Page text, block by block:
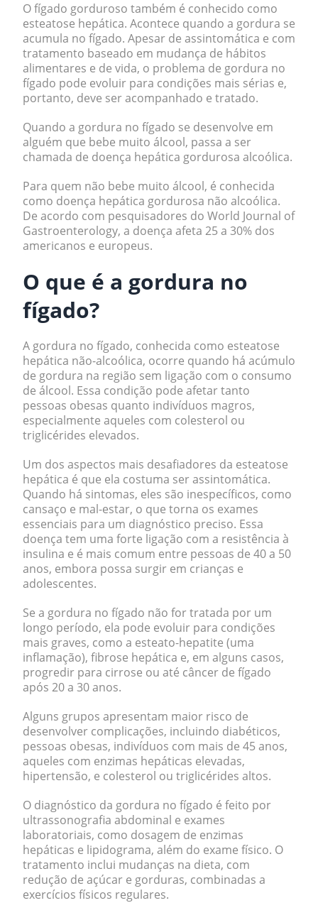
O fígado gorduroso também é conhecido como
esteatose hepática. Acontece quando a gordura se
acumula no fígado. Apesar de assintomática e com
tratamento baseado em mudança de hábitos
alimentares e de vida, o problema de gordura no
fígado pode evoluir para condições mais sérias e,
portanto, deve ser acompanhado e tratado.
Quando a gordura no fígado se desenvolve em
alguém que bebe muito álcool, passa a ser
chamada de doença hepática gordurosa alcoólica.
Para quem não bebe muito álcool, é conhecida
como doença hepática gordurosa não alcoólica.
De acordo com pesquisadores do World Journal of
Gastroenterology, a doença afeta 25 a 30% dos
americanos e europeus.
O que é a gordura no
fígado?
A gordura no fígado, conhecida como esteatose
hepática não-alcoólica, ocorre quando há acúmulo
de gordura na região sem ligação com o consumo
de álcool. Essa condição pode afetar tanto
pessoas obesas quanto indivíduos magros,
especialmente aqueles com colesterol ou
triglicérides elevados.
Um dos aspectos mais desafiadores da esteatose
hepática é que ela costuma ser assintomática.
Quando há sintomas, eles são inespecíficos, como
cansaço e mal-estar, o que torna os exames
essenciais para um diagnóstico preciso. Essa
doença tem uma forte ligação com a resistência à
insulina e é mais comum entre pessoas de 40 a 50
anos, embora possa surgir em crianças e
adolescentes.
Se a gordura no fígado não for tratada por um
longo período, ela pode evoluir para condições
mais graves, como a esteato-hepatite (uma
inflamação), fibrose hepática e, em alguns casos,
progredir para cirrose ou até câncer de fígado
após 20 a 30 anos.
Alguns grupos apresentam maior risco de
desenvolver complicações, incluindo diabéticos,
pessoas obesas, indivíduos com mais de 45 anos,
aqueles com enzimas hepáticas elevadas,
hipertensão, e colesterol ou triglicérides altos.
O diagnóstico da gordura no fígado é feito por
ultrassonografia abdominal e exames
laboratoriais, como dosagem de enzimas
hepáticas e lipidograma, além do exame físico. O
tratamento inclui mudanças na dieta, com
redução de açúcar e gorduras, combinadas a
exercícios físicos regulares.